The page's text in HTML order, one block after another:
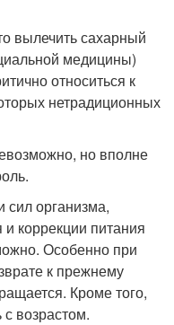
вылечить сахарный
медицины)
относиться к
нетрадиционных
но вполне
сил организма,
коррекции питания
Особенно при
к прежнему
Кроме того,
с возрастом.